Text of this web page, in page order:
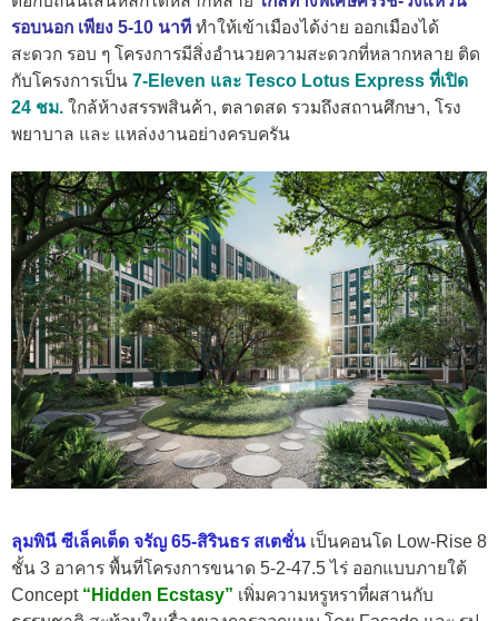
รอบนอก เพียง 5-10 นาที ทำให้เข้าเมืองได้ง่าย ออกเมืองได้
สะดวก รอบ ๆ โครงการมีสิ่งอำนวยความสะดวกที่หลากหลาย ติด
กับโครงการเป็น 7-Eleven และ Tesco Lotus Express ที่เปิด
24 ชม. ใกล้ห้างสรรพสินค้า, ตลาดสด รวมถึงสถานศึกษา, โรง
พยาบาล และ แหล่งงานอย่างครบครัน
ลุมพินี ซีเล็คเต็ด จรัญ 65-สิรินธร สเตชั่น เป็นคอนโด Low-Rise 8
ชั้น 3 อาคาร พื้นที่โครงการขนาด 5-2-47.5 ไร่ ออกแบบภายใต้
Concept “Hidden Ecstasy” เพิ่มความหรูหราที่ผสานกับ